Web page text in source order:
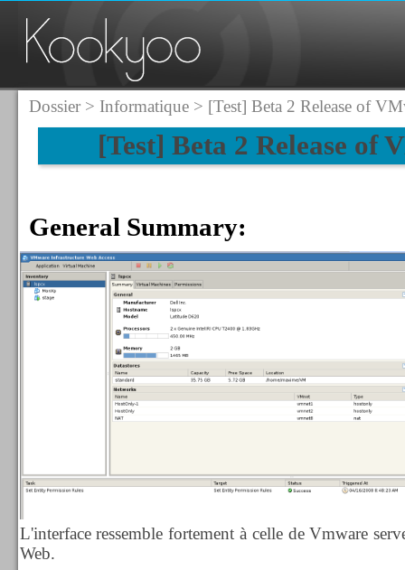
Dossier> Informatique> [Test] Beta 2 Release of
[Test] Beta 2 Release of
General Summary:
L'interface ressemble fortement à celle de Vmware
Web.